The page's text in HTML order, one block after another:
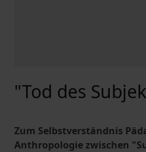
"Tod des
Zum Selbstverständnis
Anthropologie zwischen